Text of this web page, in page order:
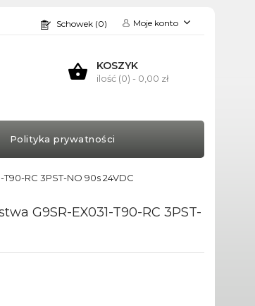
Schowek (0) Moje konto
KOSZYK
ilość (0) - 0,00 zł
Polityka prywatności
RC 3PST-NO 90s 24VDC
G9SR-EX031-T90-RC 3PST-